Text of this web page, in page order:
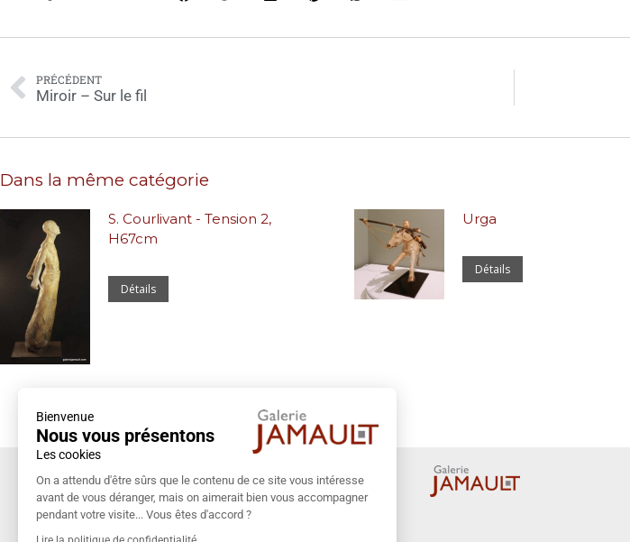
Bienvenue
Nous vous présentons
Les cookies
On a attendu d'être sûrs que le contenu de ce site vous intéresse
avant de vous déranger, mais on aimerait bien vous accompagner
pendant votre visite... Vous êtes d'accord ?
PRÉCÉDENT
Miroir – Sur le fil
Dans la même catégorie
S. Courlivant - Tension 2,
H67cm
Détails
Urga
Détails
Coordonnées
Galerie Jamault